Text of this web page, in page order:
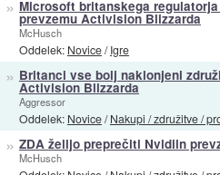
» Microsoft britanskega
prevzemu Activision Blizzarda
McHusch
Oddelek: Novice/Igre
» Britanci vse bolj naklonjeni
Activision Blizzarda
Aggressor
Oddelek: Novice/Nakupi / združitve /
» ZDA želijo preprečiti Nvidiin
McHusch